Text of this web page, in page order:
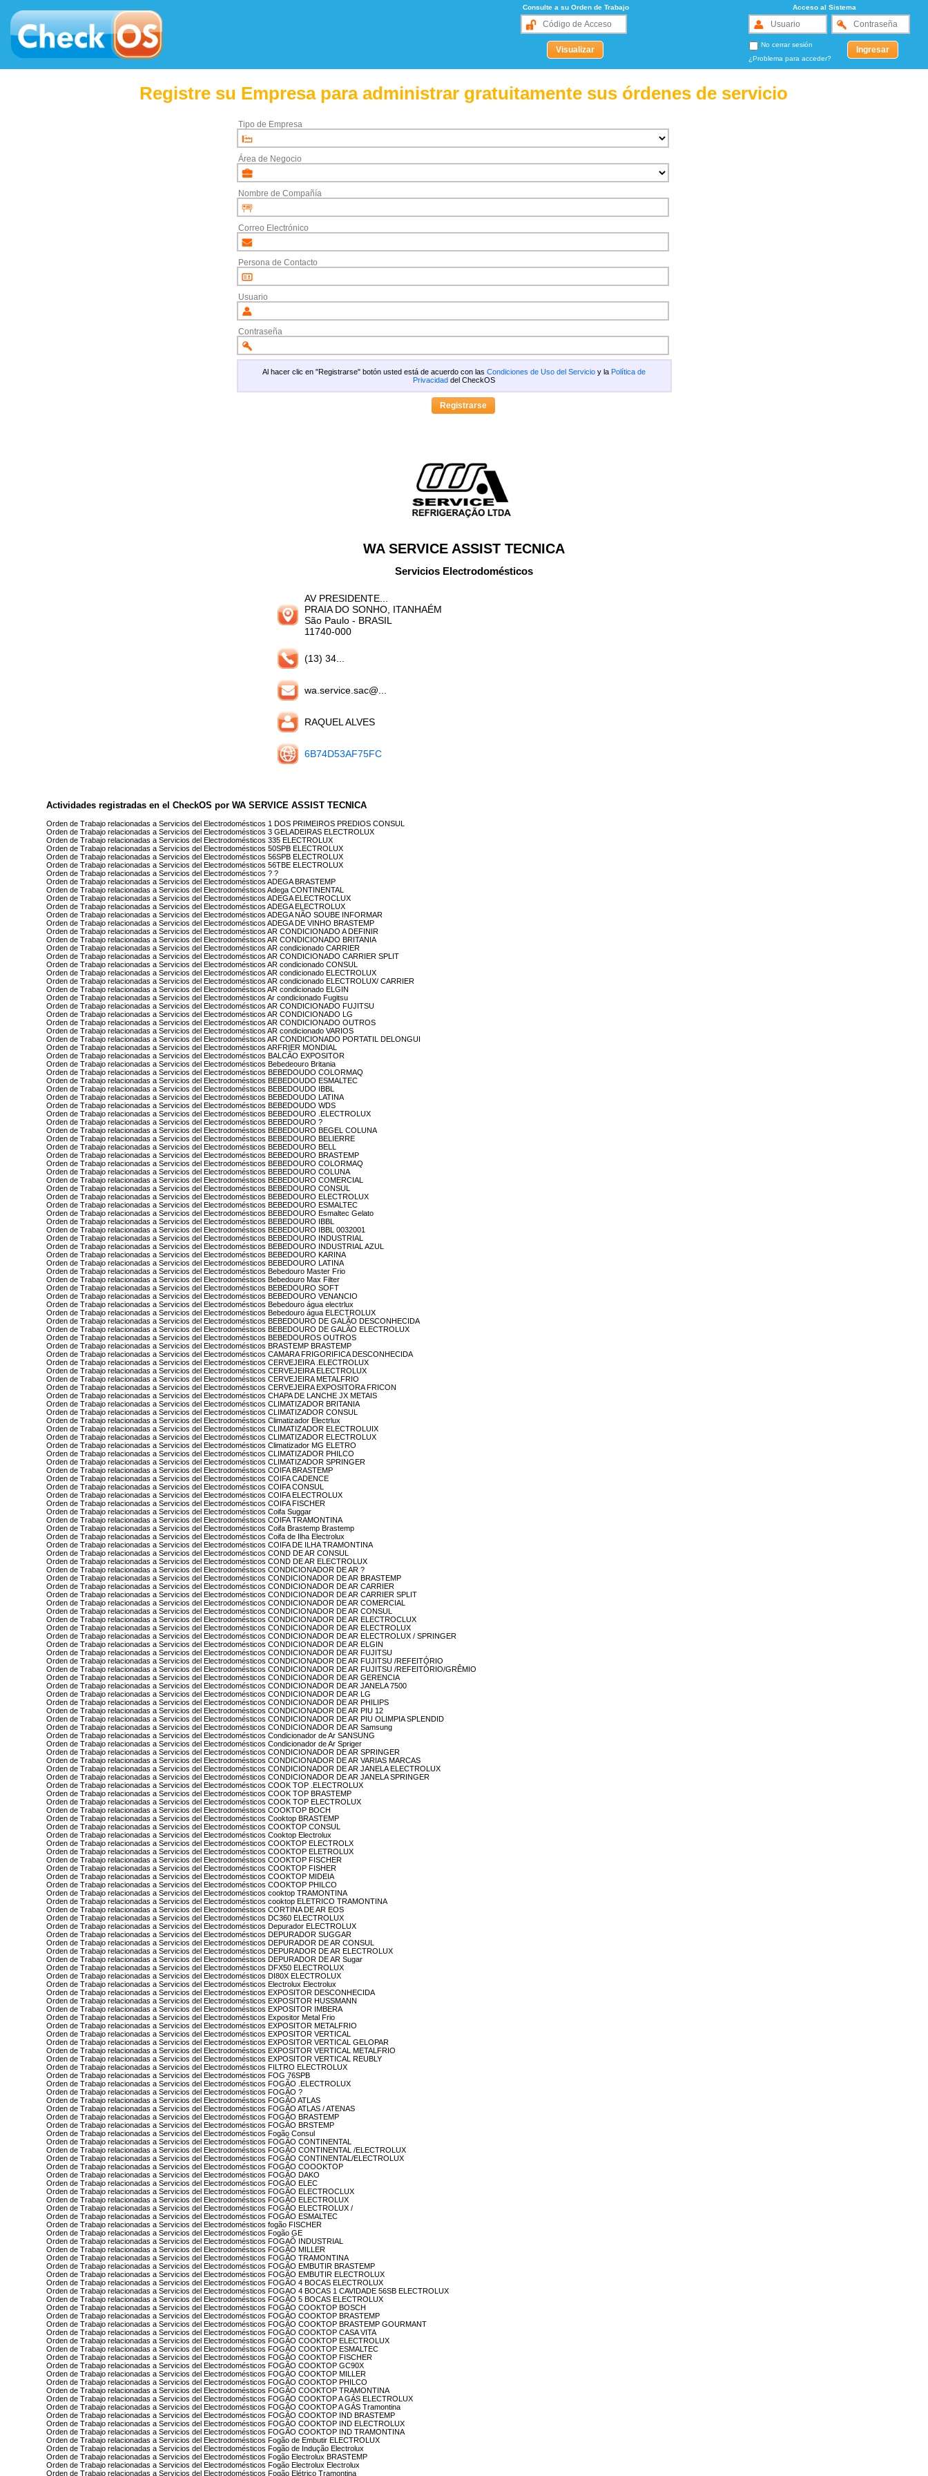
Consulte a su Orden de Trabajo Acceso al Sistema
No cerrar sesión
¿Problema para acceder?
Registre su Empresa para administrar gratuitamente sus órdenes de servicio
Tipo de Empresa
Área de Negocio
Nombre de Compañía
Correo Electrónico
Persona de Contacto
Usuario
Contraseña
Al hacer clic en "Registrarse" botón usted está de acuerdo con lasCondiciones de Uso del Servicio y la Política de
Privacidad del CheckOS
WA SERVICE ASSIST TECNICA
Servicios Electrodomésticos
AV PRESIDENTE...
PRAIA DO SONHO, ITANHAÉM
São Paulo- BRASIL
11740-000
(13) 34...
wa.service.sac@...
RAQUEL ALVES
6B74D53AF75FC
Actividades registradas en el CheckOS por WA SERVICE ASSIST TECNICA
Orden de Trabajo relacionadas a Servicios del Electrodomésticos 1 DOS PRIMEIROS PREDIOS CONSUL
Orden de Trabajo relacionadas a Servicios del Electrodomésticos 3 GELADEIRAS ELECTROLUX
Orden de Trabajo relacionadas a Servicios del Electrodomésticos 335 ELECTROLUX
Orden de Trabajo relacionadas a Servicios del Electrodomésticos 50SPB ELECTROLUX
Orden de Trabajo relacionadas a Servicios del Electrodomésticos 56SPB ELECTROLUX
Orden de Trabajo relacionadas a Servicios del Electrodomésticos 56TBE ELECTROLUX
Orden de Trabajo relacionadas a Servicios del Electrodomésticos ? ?
Orden de Trabajo relacionadas a Servicios del Electrodomésticos ADEGA BRASTEMP
Orden de Trabajo relacionadas a Servicios del Electrodomésticos Adega CONTINENTAL
Orden de Trabajo relacionadas a Servicios del Electrodomésticos ADEGA ELECTROCLUX
Orden de Trabajo relacionadas a Servicios del Electrodomésticos ADEGA ELECTROLUX
Orden de Trabajo relacionadas a Servicios del Electrodomésticos ADEGA NÃO SOUBE INFORMAR
Orden de Trabajo relacionadas a Servicios del Electrodomésticos ADEGA DE VINHO BRASTEMP
Orden de Trabajo relacionadas a Servicios del Electrodomésticos AR CONDICIONADO A DEFINIR
Orden de Trabajo relacionadas a Servicios del Electrodomésticos AR CONDICIONADO BRITANIA
Orden de Trabajo relacionadas a Servicios del Electrodomésticos AR condicionado CARRIER
Orden de Trabajo relacionadas a Servicios del Electrodomésticos AR CONDICIONADO CARRIER SPLIT
Orden de Trabajo relacionadas a Servicios del Electrodomésticos AR condicionado CONSUL
Orden de Trabajo relacionadas a Servicios del Electrodomésticos AR condicionado ELECTROLUX
Orden de Trabajo relacionadas a Servicios del Electrodomésticos AR condicionado ELECTROLUX/ CARRIER
Orden de Trabajo relacionadas a Servicios del Electrodomésticos AR condicionado ELGIN
Orden de Trabajo relacionadas a Servicios del Electrodomésticos Ar condicionado Fugitsu
Orden de Trabajo relacionadas a Servicios del Electrodomésticos AR CONDICIONADO FUJITSU
Orden de Trabajo relacionadas a Servicios del Electrodomésticos AR CONDICIONADO LG
Orden de Trabajo relacionadas a Servicios del Electrodomésticos AR CONDICIONADO OUTROS
Orden de Trabajo relacionadas a Servicios del Electrodomésticos AR condicionado VARIOS
Orden de Trabajo relacionadas a Servicios del Electrodomésticos AR CONDICIONADO PORTATIL DELONGUI
Orden de Trabajo relacionadas a Servicios del Electrodomésticos ARFRIER MONDIAL
Orden de Trabajo relacionadas a Servicios del Electrodomésticos BALCÃO EXPOSITOR
Orden de Trabajo relacionadas a Servicios del Electrodomésticos Bebedeouro Britania
Orden de Trabajo relacionadas a Servicios del Electrodomésticos BEBEDOUDO COLORMAQ
Orden de Trabajo relacionadas a Servicios del Electrodomésticos BEBEDOUDO ESMALTEC
Orden de Trabajo relacionadas a Servicios del Electrodomésticos BEBEDOUDO IBBL
Orden de Trabajo relacionadas a Servicios del Electrodomésticos BEBEDOUDO LATINA
Orden de Trabajo relacionadas a Servicios del Electrodomésticos BEBEDOUDO WDS
Orden de Trabajo relacionadas a Servicios del Electrodomésticos BEBEDOURO .ELECTROLUX
Orden de Trabajo relacionadas a Servicios del Electrodomésticos BEBEDOURO ?
Orden de Trabajo relacionadas a Servicios del Electrodomésticos BEBEDOURO BEGEL COLUNA
Orden de Trabajo relacionadas a Servicios del Electrodomésticos BEBEDOURO BELIERRE
Orden de Trabajo relacionadas a Servicios del Electrodomésticos BEBEDOURO BELL
Orden de Trabajo relacionadas a Servicios del Electrodomésticos BEBEDOURO BRASTEMP
Orden de Trabajo relacionadas a Servicios del Electrodomésticos BEBEDOURO COLORMAQ
Orden de Trabajo relacionadas a Servicios del Electrodomésticos BEBEDOURO COLUNA
Orden de Trabajo relacionadas a Servicios del Electrodomésticos BEBEDOURO COMERCIAL
Orden de Trabajo relacionadas a Servicios del Electrodomésticos BEBEDOURO CONSUL
Orden de Trabajo relacionadas a Servicios del Electrodomésticos BEBEDOURO ELECTROLUX
Orden de Trabajo relacionadas a Servicios del Electrodomésticos BEBEDOURO ESMALTEC
Orden de Trabajo relacionadas a Servicios del Electrodomésticos BEBEDOURO Esmaltec Gelato
Orden de Trabajo relacionadas a Servicios del Electrodomésticos BEBEDOURO IBBL
Orden de Trabajo relacionadas a Servicios del Electrodomésticos BEBEDOURO IBBL 0032001
Orden de Trabajo relacionadas a Servicios del Electrodomésticos BEBEDOURO INDUSTRIAL
Orden de Trabajo relacionadas a Servicios del Electrodomésticos BEBEDOURO INDUSTRIAL AZUL
Orden de Trabajo relacionadas a Servicios del Electrodomésticos BEBEDOURO KARINA
Orden de Trabajo relacionadas a Servicios del Electrodomésticos BEBEDOURO LATINA
Orden de Trabajo relacionadas a Servicios del Electrodomésticos Bebedouro Master Frio
Orden de Trabajo relacionadas a Servicios del Electrodomésticos Bebedouro Max Filter
Orden de Trabajo relacionadas a Servicios del Electrodomésticos BEBEDOURO SOFT
Orden de Trabajo relacionadas a Servicios del Electrodomésticos BEBEDOURO VENANCIO
Orden de Trabajo relacionadas a Servicios del Electrodomésticos Bebedouro água electrlux
Orden de Trabajo relacionadas a Servicios del Electrodomésticos Bebedouro água ELECTROLUX
Orden de Trabajo relacionadas a Servicios del Electrodomésticos BEBEDOURO DE GALÃO DESCONHECIDA
Orden de Trabajo relacionadas a Servicios del Electrodomésticos BEBEDOURO DE GALÃO ELECTROLUX
Orden de Trabajo relacionadas a Servicios del Electrodomésticos BEBEDOUROS OUTROS
Orden de Trabajo relacionadas a Servicios del Electrodomésticos BRASTEMP BRASTEMP
Orden de Trabajo relacionadas a Servicios del Electrodomésticos CAMARA FRIGORIFICA DESCONHECIDA
Orden de Trabajo relacionadas a Servicios del Electrodomésticos CERVEJEIRA .ELECTROLUX
Orden de Trabajo relacionadas a Servicios del Electrodomésticos CERVEJEIRA ELECTROLUX
Orden de Trabajo relacionadas a Servicios del Electrodomésticos CERVEJEIRA METALFRIO
Orden de Trabajo relacionadas a Servicios del Electrodomésticos CERVEJEIRA EXPOSITORA FRICON
Orden de Trabajo relacionadas a Servicios del Electrodomésticos CHAPA DE LANCHE JX METAIS
Orden de Trabajo relacionadas a Servicios del Electrodomésticos CLIMATIZADOR BRITANIA
Orden de Trabajo relacionadas a Servicios del Electrodomésticos CLIMATIZADOR CONSUL
Orden de Trabajo relacionadas a Servicios del Electrodomésticos Climatizador Electrlux
Orden de Trabajo relacionadas a Servicios del Electrodomésticos CLIMATIZADOR ELECTROLUIX
Orden de Trabajo relacionadas a Servicios del Electrodomésticos CLIMATIZADOR ELECTROLUX
Orden de Trabajo relacionadas a Servicios del Electrodomésticos Climatizador MG ELETRO
Orden de Trabajo relacionadas a Servicios del Electrodomésticos CLIMATIZADOR PHILCO
Orden de Trabajo relacionadas a Servicios del Electrodomésticos CLIMATIZADOR SPRINGER
Orden de Trabajo relacionadas a Servicios del Electrodomésticos COIFA BRASTEMP
Orden de Trabajo relacionadas a Servicios del Electrodomésticos COIFA CADENCE
Orden de Trabajo relacionadas a Servicios del Electrodomésticos COIFA CONSUL
Orden de Trabajo relacionadas a Servicios del Electrodomésticos COIFA ELECTROLUX
Orden de Trabajo relacionadas a Servicios del Electrodomésticos COIFA FISCHER
Orden de Trabajo relacionadas a Servicios del Electrodomésticos Coifa Suggar
Orden de Trabajo relacionadas a Servicios del Electrodomésticos COIFA TRAMONTINA
Orden de Trabajo relacionadas a Servicios del Electrodomésticos Coifa Brastemp Brastemp
Orden de Trabajo relacionadas a Servicios del Electrodomésticos Coifa de Ilha Electrolux
Orden de Trabajo relacionadas a Servicios del Electrodomésticos COIFA DE ILHA TRAMONTINA
Orden de Trabajo relacionadas a Servicios del Electrodomésticos COND DE AR CONSUL
Orden de Trabajo relacionadas a Servicios del Electrodomésticos COND DE AR ELECTROLUX
Orden de Trabajo relacionadas a Servicios del Electrodomésticos CONDICIONADOR DE AR ?
Orden de Trabajo relacionadas a Servicios del Electrodomésticos CONDICIONADOR DE AR BRASTEMP
Orden de Trabajo relacionadas a Servicios del Electrodomésticos CONDICIONADOR DE AR CARRIER
Orden de Trabajo relacionadas a Servicios del Electrodomésticos CONDICIONADOR DE AR CARRIER SPLIT
Orden de Trabajo relacionadas a Servicios del Electrodomésticos CONDICIONADOR DE AR COMERCIAL
Orden de Trabajo relacionadas a Servicios del Electrodomésticos CONDICIONADOR DE AR CONSUL
Orden de Trabajo relacionadas a Servicios del Electrodomésticos CONDICIONADOR DE AR ELECTROCLUX
Orden de Trabajo relacionadas a Servicios del Electrodomésticos CONDICIONADOR DE AR ELECTROLUX
Orden de Trabajo relacionadas a Servicios del Electrodomésticos CONDICIONADOR DE AR ELECTROLUX / SPRINGER
Orden de Trabajo relacionadas a Servicios del Electrodomésticos CONDICIONADOR DE AR ELGIN
Orden de Trabajo relacionadas a Servicios del Electrodomésticos CONDICIONADOR DE AR FUJITSU
Orden de Trabajo relacionadas a Servicios del Electrodomésticos CONDICIONADOR DE AR FUJITSU /REFEITÓRIO
Orden de Trabajo relacionadas a Servicios del Electrodomésticos CONDICIONADOR DE AR FUJITSU /REFEITÓRIO/GRÊMIO
Orden de Trabajo relacionadas a Servicios del Electrodomésticos CONDICIONADOR DE AR GERENCIA
Orden de Trabajo relacionadas a Servicios del Electrodomésticos CONDICIONADOR DE AR JANELA 7500
Orden de Trabajo relacionadas a Servicios del Electrodomésticos CONDICIONADOR DE AR LG
Orden de Trabajo relacionadas a Servicios del Electrodomésticos CONDICIONADOR DE AR PHILIPS
Orden de Trabajo relacionadas a Servicios del Electrodomésticos CONDICIONADOR DE AR PIU 12
Orden de Trabajo relacionadas a Servicios del Electrodomésticos CONDICIONADOR DE AR PIU OLIMPIA SPLENDID
Orden de Trabajo relacionadas a Servicios del Electrodomésticos CONDICIONADOR DE AR Samsung
Orden de Trabajo relacionadas a Servicios del Electrodomésticos Condicionador de Ar SANSUNG
Orden de Trabajo relacionadas a Servicios del Electrodomésticos Condicionador de Ar Spriger
Orden de Trabajo relacionadas a Servicios del Electrodomésticos CONDICIONADOR DE AR SPRINGER
Orden de Trabajo relacionadas a Servicios del Electrodomésticos CONDICIONADOR DE AR VARIAS MARCAS
Orden de Trabajo relacionadas a Servicios del Electrodomésticos CONDICIONADOR DE AR JANELA ELECTROLUX
Orden de Trabajo relacionadas a Servicios del Electrodomésticos CONDICIONADOR DE AR JANELA SPRINGER
Orden de Trabajo relacionadas a Servicios del Electrodomésticos COOK TOP .ELECTROLUX
Orden de Trabajo relacionadas a Servicios del Electrodomésticos COOK TOP BRASTEMP
Orden de Trabajo relacionadas a Servicios del Electrodomésticos COOK TOP ELECTROLUX
Orden de Trabajo relacionadas a Servicios del Electrodomésticos COOKTOP BOCH
Orden de Trabajo relacionadas a Servicios del Electrodomésticos Cooktop BRASTEMP
Orden de Trabajo relacionadas a Servicios del Electrodomésticos COOKTOP CONSUL
Orden de Trabajo relacionadas a Servicios del Electrodomésticos Cooktop Electrolux
Orden de Trabajo relacionadas a Servicios del Electrodomésticos COOKTOP ELECTROLX
Orden de Trabajo relacionadas a Servicios del Electrodomésticos COOKTOP ELETROLUX
Orden de Trabajo relacionadas a Servicios del Electrodomésticos COOKTOP FISCHER
Orden de Trabajo relacionadas a Servicios del Electrodomésticos COOKTOP FISHER
Orden de Trabajo relacionadas a Servicios del Electrodomésticos COOKTOP MIDEIA
Orden de Trabajo relacionadas a Servicios del Electrodomésticos COOKTOP PHILCO
Orden de Trabajo relacionadas a Servicios del Electrodomésticos cooktop TRAMONTINA
Orden de Trabajo relacionadas a Servicios del Electrodomésticos cooktop ELETRICO TRAMONTINA
Orden de Trabajo relacionadas a Servicios del Electrodomésticos CORTINA DE AR EOS
Orden de Trabajo relacionadas a Servicios del Electrodomésticos DC360 ELECTROLUX
Orden de Trabajo relacionadas a Servicios del Electrodomésticos Depurador ELECTROLUX
Orden de Trabajo relacionadas a Servicios del Electrodomésticos DEPURADOR SUGGAR
Orden de Trabajo relacionadas a Servicios del Electrodomésticos DEPURADOR DE AR CONSUL
Orden de Trabajo relacionadas a Servicios del Electrodomésticos DEPURADOR DE AR ELECTROLUX
Orden de Trabajo relacionadas a Servicios del Electrodomésticos DEPURADOR DE AR Sugar
Orden de Trabajo relacionadas a Servicios del Electrodomésticos DFX50 ELECTROLUX
Orden de Trabajo relacionadas a Servicios del Electrodomésticos DI80X ELECTROLUX
Orden de Trabajo relacionadas a Servicios del Electrodomésticos Electrolux Electrolux
Orden de Trabajo relacionadas a Servicios del Electrodomésticos EXPOSITOR DESCONHECIDA
Orden de Trabajo relacionadas a Servicios del Electrodomésticos EXPOSITOR HUSSMANN
Orden de Trabajo relacionadas a Servicios del Electrodomésticos EXPOSITOR IMBERA
Orden de Trabajo relacionadas a Servicios del Electrodomésticos Expositor Metal Frio
Orden de Trabajo relacionadas a Servicios del Electrodomésticos EXPOSITOR METALFRIO
Orden de Trabajo relacionadas a Servicios del Electrodomésticos EXPOSITOR VERTICAL
Orden de Trabajo relacionadas a Servicios del Electrodomésticos EXPOSITOR VERTICAL GELOPAR
Orden de Trabajo relacionadas a Servicios del Electrodomésticos EXPOSITOR VERTICAL METALFRIO
Orden de Trabajo relacionadas a Servicios del Electrodomésticos EXPOSITOR VERTICAL REUBLY
Orden de Trabajo relacionadas a Servicios del Electrodomésticos FILTRO ELECTROLUX
Orden de Trabajo relacionadas a Servicios del Electrodomésticos FOG 76SPB
Orden de Trabajo relacionadas a Servicios del Electrodomésticos FOGÃO .ELECTROLUX
Orden de Trabajo relacionadas a Servicios del Electrodomésticos FOGÃO ?
Orden de Trabajo relacionadas a Servicios del Electrodomésticos FOGÃO ATLAS
Orden de Trabajo relacionadas a Servicios del Electrodomésticos FOGÃO ATLAS / ATENAS
Orden de Trabajo relacionadas a Servicios del Electrodomésticos FOGÃO BRASTEMP
Orden de Trabajo relacionadas a Servicios del Electrodomésticos FOGÃO BRSTEMP
Orden de Trabajo relacionadas a Servicios del Electrodomésticos Fogão Consul
Orden de Trabajo relacionadas a Servicios del Electrodomésticos FOGÃO CONTINENTAL
Orden de Trabajo relacionadas a Servicios del Electrodomésticos FOGÃO CONTINENTAL /ELECTROLUX
Orden de Trabajo relacionadas a Servicios del Electrodomésticos FOGÃO CONTINENTAL/ELECTROLUX
Orden de Trabajo relacionadas a Servicios del Electrodomésticos FOGÃO COOOKTOP
Orden de Trabajo relacionadas a Servicios del Electrodomésticos FOGÃO DAKO
Orden de Trabajo relacionadas a Servicios del Electrodomésticos FOGÃO ELEC
Orden de Trabajo relacionadas a Servicios del Electrodomésticos FOGÃO ELECTROCLUX
Orden de Trabajo relacionadas a Servicios del Electrodomésticos FOGÃO ELECTROLUX
Orden de Trabajo relacionadas a Servicios del Electrodomésticos FOGÃO ELECTROLUX /
Orden de Trabajo relacionadas a Servicios del Electrodomésticos FOGÃO ESMALTEC
Orden de Trabajo relacionadas a Servicios del Electrodomésticos fogão FISCHER
Orden de Trabajo relacionadas a Servicios del Electrodomésticos Fogão GE
Orden de Trabajo relacionadas a Servicios del Electrodomésticos FOGAÕ INDUSTRIAL
Orden de Trabajo relacionadas a Servicios del Electrodomésticos FOGÃO MILLER
Orden de Trabajo relacionadas a Servicios del Electrodomésticos FOGÃO TRAMONTINA
Orden de Trabajo relacionadas a Servicios del Electrodomésticos FOGÃO EMBUTIR BRASTEMP
Orden de Trabajo relacionadas a Servicios del Electrodomésticos FOGÃO EMBUTIR ELECTROLUX
Orden de Trabajo relacionadas a Servicios del Electrodomésticos FOGÃO 4 BOCAS ELECTROLUX
Orden de Trabajo relacionadas a Servicios del Electrodomésticos FOGAO 4 BOCAS 1 CAVIDADE 56SB ELECTROLUX
Orden de Trabajo relacionadas a Servicios del Electrodomésticos FOGÃO 5 BOCAS ELECTROLUX
Orden de Trabajo relacionadas a Servicios del Electrodomésticos FOGÃO COOKTOP BOSCH
Orden de Trabajo relacionadas a Servicios del Electrodomésticos FOGÃO COOKTOP BRASTEMP
Orden de Trabajo relacionadas a Servicios del Electrodomésticos FOGÃO COOKTOP BRASTEMP GOURMANT
Orden de Trabajo relacionadas a Servicios del Electrodomésticos FOGÃO COOKTOP CASA VITA
Orden de Trabajo relacionadas a Servicios del Electrodomésticos FOGÃO COOKTOP ELECTROLUX
Orden de Trabajo relacionadas a Servicios del Electrodomésticos FOGÃO COOKTOP ESMALTEC
Orden de Trabajo relacionadas a Servicios del Electrodomésticos FOGÃO COOKTOP FISCHER
Orden de Trabajo relacionadas a Servicios del Electrodomésticos FOGÃO COOKTOP GC90X
Orden de Trabajo relacionadas a Servicios del Electrodomésticos FOGÃO COOKTOP MILLER
Orden de Trabajo relacionadas a Servicios del Electrodomésticos FOGÃO COOKTOP PHILCO
Orden de Trabajo relacionadas a Servicios del Electrodomésticos FOGÃO COOKTOP TRAMONTINA
Orden de Trabajo relacionadas a Servicios del Electrodomésticos FOGÃO COOKTOP A GÁS ELECTROLUX
Orden de Trabajo relacionadas a Servicios del Electrodomésticos FOGÃO COOKTOP A GÁS Tramontina
Orden de Trabajo relacionadas a Servicios del Electrodomésticos FOGÃO COOKTOP IND BRASTEMP
Orden de Trabajo relacionadas a Servicios del Electrodomésticos FOGÃO COOKTOP IND ELECTROLUX
Orden de Trabajo relacionadas a Servicios del Electrodomésticos FOGÃO COOKTOP IND TRAMONTINA
Orden de Trabajo relacionadas a Servicios del Electrodomésticos Fogão de Embutir ELECTROLUX
Orden de Trabajo relacionadas a Servicios del Electrodomésticos Fogão de Indução Electrolux
Orden de Trabajo relacionadas a Servicios del Electrodomésticos Fogão Electrolux BRASTEMP
Orden de Trabajo relacionadas a Servicios del Electrodomésticos Fogão Electrolux Electrolux
Orden de Trabajo relacionadas a Servicios del Electrodomésticos Fogão Elétrico Tramontina